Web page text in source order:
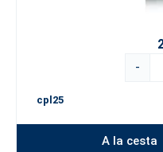
-
cpl25
A la cesta